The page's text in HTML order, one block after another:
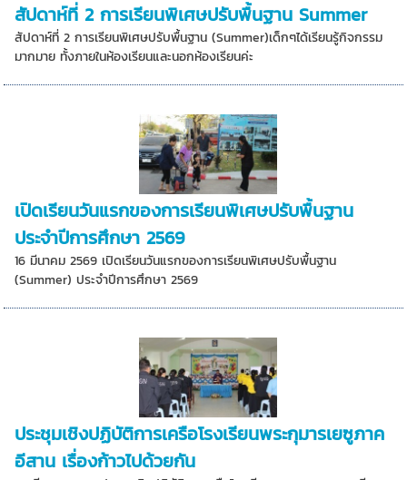
สัปดาห์ที่ 2 การเรียนพิเศษปรับพื้นฐาน Summer
สัปดาห์ที่ 2 การเรียนพิเศษปรับพื้นฐาน (Summer)เด็กๆได้เรียนรู้กิจกรรม
มากมาย ทั้งภายในห้องเรียนและนอกห้องเรียนค่ะ
เปิดเรียนวันแรกของการเรียนพิเศษปรับพื้นฐาน
ประจำปีการศึกษา 2569
16 มีนาคม 2569 เปิดเรียนวันแรกของการเรียนพิเศษปรับพื้นฐาน
(Summer) ประจำปีการศึกษา 2569
ประชุมเชิงปฏิบัติการเครือโรงเรียนพระกุมารเยซูภาค
อีสาน เรื่องก้าวไปด้วยกัน